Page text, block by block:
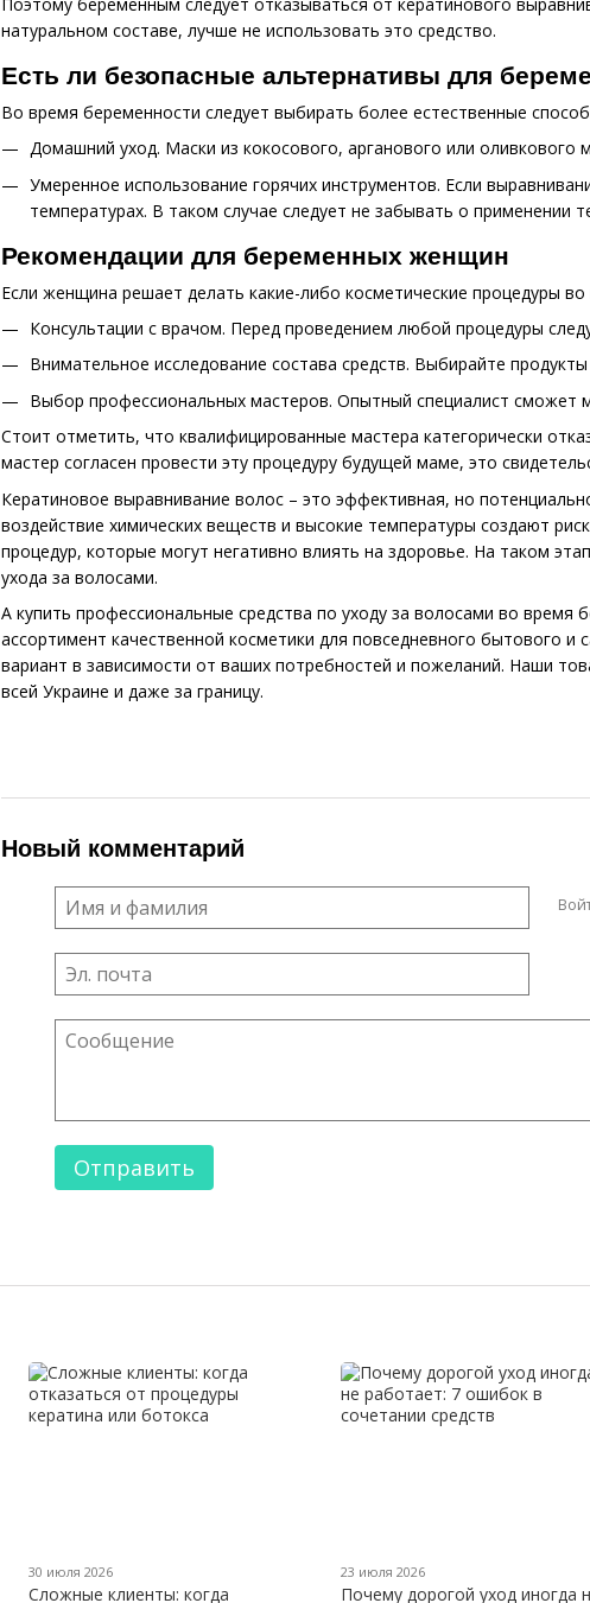
натуральном составе, лучше не использовать это средство.
Есть ли безопасные альтернативы для
Во время беременности следует выбирать более естественные
Домашний уход. Маски из кокосового, арганового или
Умеренное использование горячих инструментов. Если
температурах. В таком случае следует не забывать о применении
Рекомендации для беременных женщин
Если женщина решает делать какие-либо косметические процедуры
Консультации с врачом. Перед проведением любой процедуры
Внимательное исследование состава средств. Выбирайте
Выбор профессиональных мастеров. Опытный специалист сможет
Стоит отметить, что квалифицированные мастера категорически
мастер согласен провести эту процедуру будущей маме, это
Кератиновое выравнивание волос – это эффективная, но
воздействие химических веществ и высокие температуры создают
процедур, которые могут негативно влиять на здоровье. На таком
ухода за волосами.
А купить профессиональные средства по уходу за волосами во время
ассортимент качественной косметики для повседневного бытового
вариант в зависимости от ваших потребностей и пожеланий. Наши
всей Украине и даже за границу.
Новый комментарий
Отправить
30 июля 2026
Сложные клиенты: когда
23 июля 2026
Почему дорогой уход иногда